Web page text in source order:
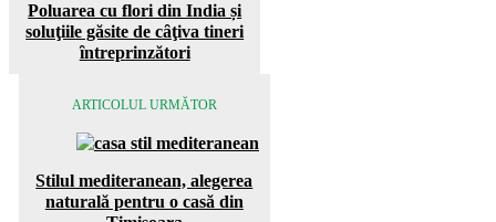
Poluarea cu flori din India și
soluţiile găsite de cȃţiva tineri
ȋntreprinzători
ARTICOLUL URMĂTOR
Stilul mediteranean, alegerea
naturală pentru o casă din